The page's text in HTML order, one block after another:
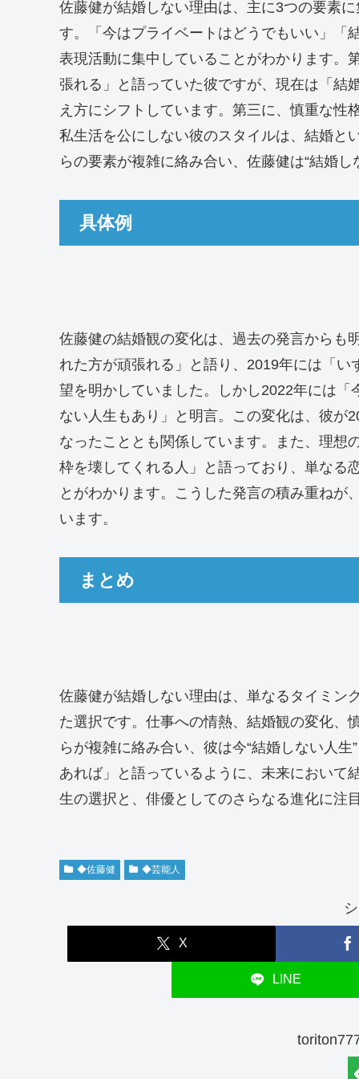
佐藤健が結婚しない理由は、主に3つの要素
す。「今はプライベートはどうでもいい」「
表現活動に集中していることがわかります。
張れる」と語っていた彼ですが、現在は「結
え方にシフトしています。第三に、慎重な性
私生活を公にしない彼のスタイルは、結婚と
らの要素が複雑に絡み合い、佐藤健は“結婚し
具体例
佐藤健の結婚観の変化は、過去の発言からも
れた方が頑張れる」と語り、2019年には「
望を明かしていました。しかし2022年には
ない人生もあり」と明言。この変化は、彼が
なったこととも関係しています。また、理想
枠を壊してくれる人」と語っており、単なる
とがわかります。こうした発言の積み重ねが
います。
まとめ
佐藤健が結婚しない理由は、単なるタイミン
た選択です。仕事への情熱、結婚観の変化
らが複雑に絡み合い、彼は今“結婚しない人
あれば」と語っているように、未来において
生の選択と、俳優としてのさらなる進化に注
◆佐藤健 ◆芸能人
X
LINE